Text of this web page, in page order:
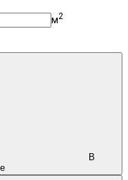
м2
В